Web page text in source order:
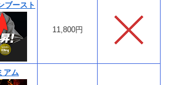
ブースト
11,800円
アム